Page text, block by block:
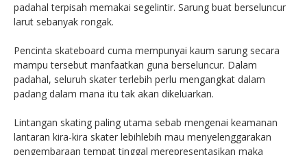
padahal terpisah memakai segelintir. Sarung buat berseluncur
larut sebanyak rongak.
Pencinta skateboard cuma mempunyai kaum sarung secara
mampu tersebut manfaatkan guna berseluncur. Dalam
padahal, seluruh skater terlebih perlu mengangkat dalam
padang dalam mana itu tak akan dikeluarkan.
Lintangan skating paling utama sebab mengenai keamanan
lantaran kira-kira skater lebihlebih mau menyelenggarakan
pengembaraan tempat tinggal merepresentasikan maka